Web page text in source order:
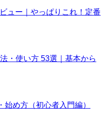
ュー｜やっぱりこれ！定番
・使い方 53選｜基本から
め方（初心者入門編）